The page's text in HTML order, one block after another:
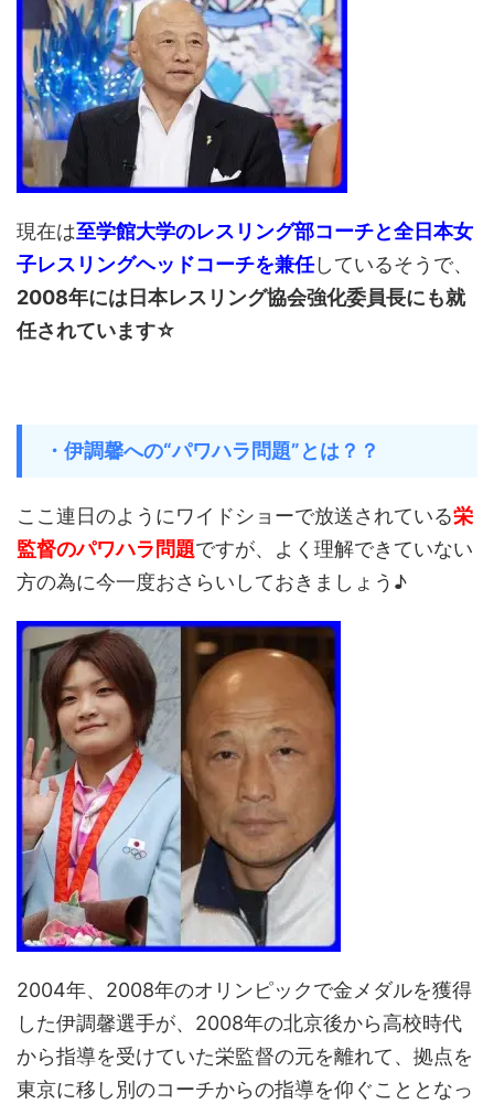
現在は至学館大学のレスリング部コーチと全日本女
子レスリングヘッドコーチを兼任しているそうで、
2008年には日本レスリング協会強化委員長にも就
任されています☆
・伊調馨への“パワハラ問題”とは？？
ここ連日のようにワイドショーで放送されている栄
監督のパワハラ問題ですが、よく理解できていない
方の為に今一度おさらいしておきましょう♪
2004年、2008年のオリンピックで金メダルを獲得
した伊調馨選手が、2008年の北京後から高校時代
から指導を受けていた栄監督の元を離れて、拠点を
東京に移し別のコーチからの指導を仰ぐこととなっ